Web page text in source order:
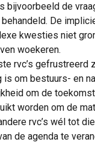
bijvoorbeeld de
De
kwesties niet
woekeren.
rvc’s gefrustreerd
is om bestuurs- en
om de
worden om de
rvc’s wél tot
de agenda te